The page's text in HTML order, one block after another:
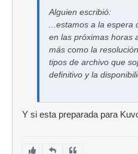
Alguien escribió:
...estamos a la
en las próximas horas
más como la
tipos de archivo que
definitivo y la
Y si esta preparada para